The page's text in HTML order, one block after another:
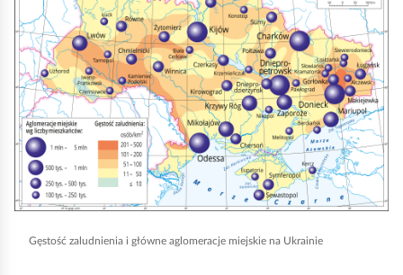
i
i
j
j
s
ą
s
i
k
n
a
b
Gęstość zaludnienia i główne aglomeracje miejskie na Ukrainie